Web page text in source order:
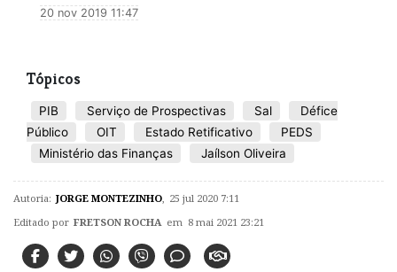
20 nov 2019 11:47
Tópicos
PIB Serviço de Prospectivas Sal
Défice
Público
OIT Estado Retificativo
PEDS
Ministério das Finanças
Jaílson Oliveira
Autoria: JORGE MONTEZINHO 25 jul 2020 7:11
Editado por FRETSON ROCHA em 8 mai 2021 23:21